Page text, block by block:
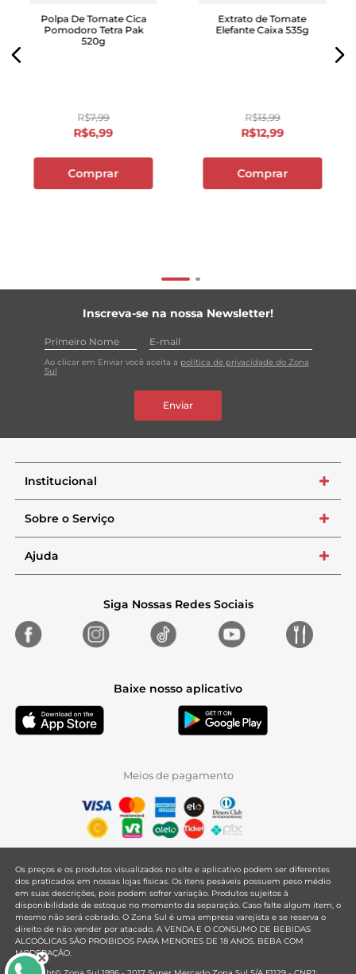
Polpa De Tomate Cica
Pomodoro Tetra Pak
520g
R$7,99
R$6,99
Comprar
Extrato de Tomate
Elefante Caixa 535g
R$13,99
R$12,99
Comprar
Inscreva-se na nossa Newsletter!
Ao clicar em Enviar você aceita a política de privacidade do Zona
Sul
Enviar
Institucional +
Sobre o Serviço +
Ajuda +
Siga Nossas Redes Sociais
Baixe nosso aplicativo
Meios de pagamento
Os preços e os produtos visualizados no site e aplicativo podem ser diferentes
dos praticados em nossas lojas físicas. Os itens pesáveis possuem peso médio
em suas descrições, pois podem sofrer variação. Produtos sujeitos à
disponibilidade de estoque no momento da separação. Caso falte algum item, o
mesmo não será cobrado. O Zona Sul é uma empresa varejista e se reserva o
direito de não vender por atacado. A VENDA E O CONSUMO DE BEBIDAS
ALCOÓLICAS SÃO PROIBIDOS PARA MENORES DE 18 ANOS. BEBA COM
MODERAÇÃO.